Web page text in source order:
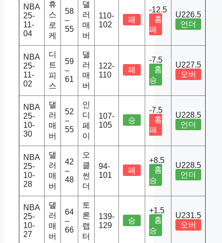
NBA
25-
11-
04
휴
스
로
케
58
–
55
댈
러
매
버
110-
102
패
-12.5
홈
패
U226.5
언더
NBA
25-
11-
02
디
트
피
스
59
–
61
댈
러
매
버
122-
110
패
-7.5
홈
승
U227.5
오버
NBA
25-
10-
30
댈
러
매
버
52
–
55
인
디
페
이
107-
105
승
-7.5
홈
패
U228.5
언더
NBA
25-
10-
28
댈
러
매
버
42
–
48
오
클
썬
더
94-
101
패
+8.5
홈
승
U228.5
언더
NBA
25-
10-
27
댈
러
매
버
64
–
66
토
론
랩
터
139-
129
승
+1.5
홈
승
U231.5
오버